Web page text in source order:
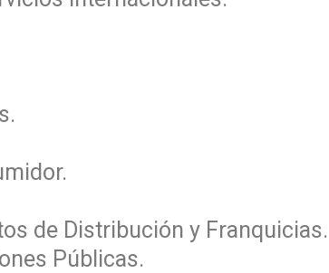
de Distribución y Franquicias.
Públicas.